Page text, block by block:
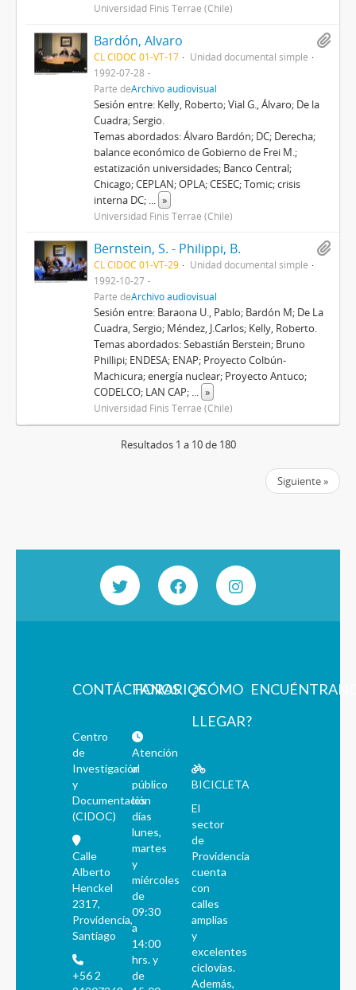
Universidad Finis Terrae (Chile)
Bardón, Alvaro
CL CIDOC 01-VT-17
Unidad documental simple
1992-07-28
Parte deArchivo audiovisual
Sesión entre: Kelly, Roberto; Vial G., Álvaro; De la
Cuadra; Sergio.
Temas abordados: Álvaro Bardón; DC; Derecha;
balance económico de Gobierno de Frei M.;
estatización universidades; Banco Central;
Chicago; CEPLAN; OPLA; CESEC; Tomic; crisis
interna DC; ... »
Universidad Finis Terrae (Chile)
Bernstein, S. - Philippi, B.
CL CIDOC 01-VT-29
Unidad documental simple
1992-10-27
Parte deArchivo audiovisual
Sesión entre: Baraona U., Pablo; Bardón M; De La
Cuadra, Sergio; Méndez, J.Carlos; Kelly, Roberto.
Temas abordados: Sebastián Berstein; Bruno
Phillipi; ENDESA; ENAP; Proyecto Colbún-
Machicura; energía nuclear; Proyecto Antuco;
CODELCO; LAN CAP; ... »
Universidad Finis Terrae (Chile)
Resultados 1 a 10 de 180
Siguiente »
CONTÁCTANOS
Centro
de
Investigación
y
Documentación
(CIDOC)
Calle
Alberto
Henckel
2317,
Providencia,
Santiago
+56 2
HORARIOS
Atención
al
público
los
días
lunes,
martes
y
miércoles
de
09:30
a
14:00
hrs. y
de
¿CÓMO
LLEGAR?
BICICLETA
El
sector
de
Providencia
cuenta
con
calles
amplias
y
excelentes
ciclovías.
Además,